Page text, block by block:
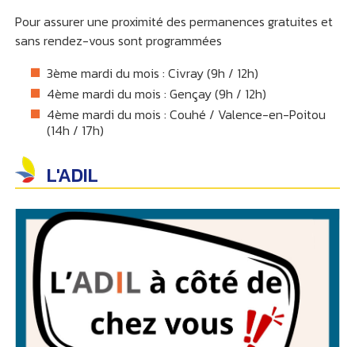
Pour assurer une proximité des permanences gratuites et
sans rendez-vous sont programmées
3ème mardi du mois : Civray (9h / 12h)
4ème mardi du mois : Gençay (9h / 12h)
4ème mardi du mois : Couhé / Valence-en-Poitou
(14h / 17h)
L'ADIL